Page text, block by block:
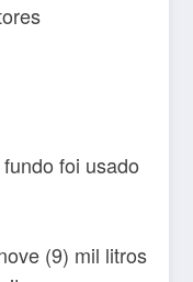
foi usado
(9) mil litros